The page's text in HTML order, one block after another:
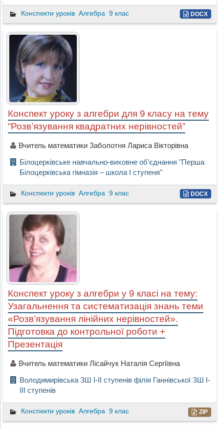
Конспекти уроків Алгебра 9 клас DOCX
Конспект уроку з алгебри для 9 класу на тему
“Розв’язування квадратних нерівностей”
Вчитель математики Заболотня Лариса Вікторівна
Білоцерківське навчально-виховне об'єднання "Перша
Білоцерківська гімназія – школа І ступеня"
Конспекти уроків Алгебра 9 клас DOCX
Конспект уроку з алгебри у 9 класі на тему:
Узагальнення та систематизація знань теми
«Розв’язування лінійних нерівностей».
Підготовка до контрольної роботи +
Презентація
Вчитель математики Лісайчук Наталія Сергіївна
Володимирівська ЗШ І-ІІ ступенів філія Ганнівської ЗШ І-
ІІІ ступенів
Конспекти уроків Алгебра 9 клас ZIP